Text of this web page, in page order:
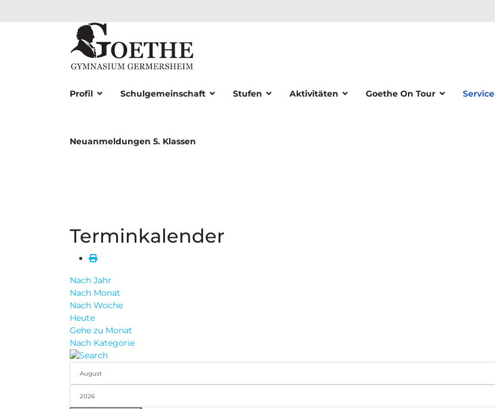
Profil Schulgemeinschaft Stufen Aktivitäten Goethe On Tour Service
Neuanmeldungen 5. Klassen
Terminkalender
Nach Jahr
Nach Monat
Nach Woche
Heute
Gehe zu Monat
Nach Kategorie